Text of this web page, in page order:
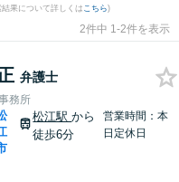
結果について詳しくは こちら)
2件中 1-2件を表示
弁護士
務所
松江駅から
徒歩6分
営業時間：本
日定休日